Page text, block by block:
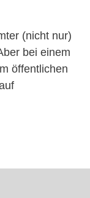
(nicht nur)
bei einem
öffentlichen